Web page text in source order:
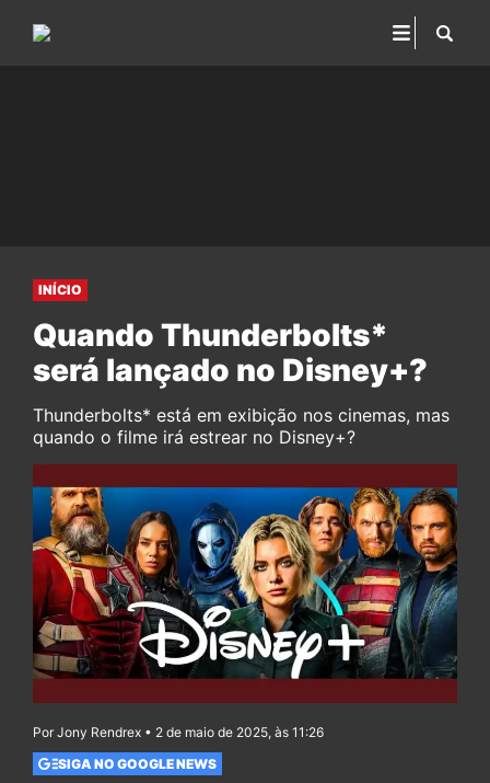
INÍCIO
Quando Thunderbolts*
será lançado no Disney+?
Thunderbolts* está em exibição nos cinemas, mas
quando o filme irá estrear no Disney+?
Por Jony Rendrex • 2 de maio de 2025, às 11:26
SIGA NO GOOGLE NEWS